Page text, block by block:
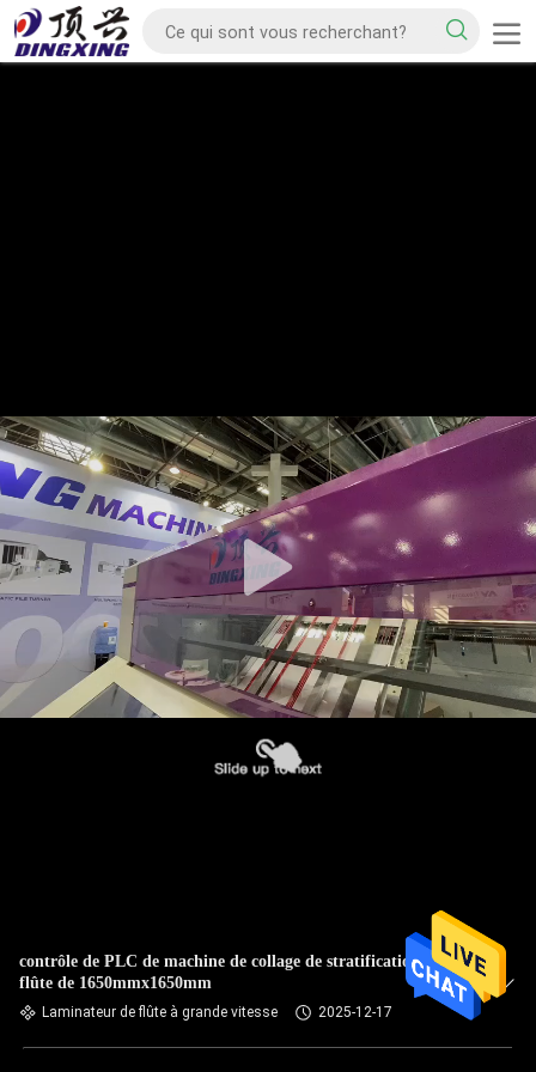
contrôle de PLC de machine de collage de stratification de
flûte de 1650mmx1650mm
Laminateur de flûte à grande vitesse 2025-12-17